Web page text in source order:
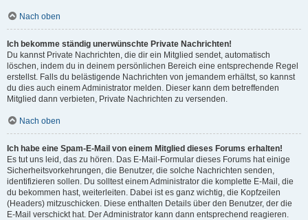
Nach oben
Ich bekomme ständig unerwünschte Private Nachrichten!
Du kannst Private Nachrichten, die dir ein Mitglied sendet, automatisch
löschen, indem du in deinem persönlichen Bereich eine entsprechende Regel
erstellst. Falls du belästigende Nachrichten von jemandem erhältst, so kannst
du dies auch einem Administrator melden. Dieser kann dem betreffenden
Mitglied dann verbieten, Private Nachrichten zu versenden.
Nach oben
Ich habe eine Spam-E-Mail von einem Mitglied dieses Forums erhalten!
Es tut uns leid, das zu hören. Das E-Mail-Formular dieses Forums hat einige
Sicherheitsvorkehrungen, die Benutzer, die solche Nachrichten senden,
identifizieren sollen. Du solltest einem Administrator die komplette E-Mail, die
du bekommen hast, weiterleiten. Dabei ist es ganz wichtig, die Kopfzeilen
(Headers) mitzuschicken. Diese enthalten Details über den Benutzer, der die
E-Mail verschickt hat. Der Administrator kann dann entsprechend reagieren.